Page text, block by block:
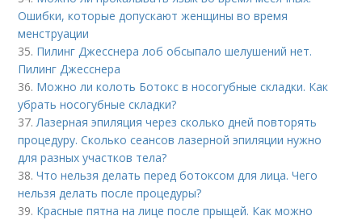
Ошибки, которые допускают женщины во время
менструации
35. Пилинг Джесснера лоб обсыпало шелушений нет.
Пилинг Джесснера
36. Можно ли колоть Ботокс в носогубные складки. Как
убрать носогубные складки?
37.Лазерная эпиляция через сколько дней повторять
процедуру. Сколько сеансов лазерной эпиляции нужно
для разных участков тела?
38.Что нельзя делать перед ботоксом для лица. Чего
нельзя делать после процедуры?
39. Красные пятна на лице после прыщей. Как можно